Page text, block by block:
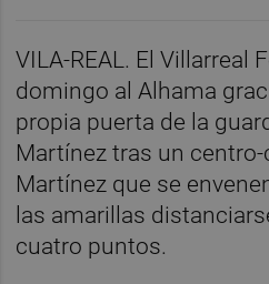
VILA-REAL. El Villarreal
domingo al Alhama
propia puerta de la
Martínez tras un
Martínez que se
las amarillas
cuatro puntos.